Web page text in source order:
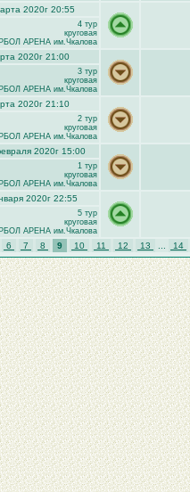
2020г 20:55
4 тур
круговая
АРЕНА им.Чкалова
2020г 21:00
3 тур
круговая
АРЕНА им.Чкалова
2020г 21:10
2 тур
круговая
АРЕНА им.Чкалова
2020г 15:00
1 тур
круговая
АРЕНА им.Чкалова
2020г 22:55
5 тур
круговая
АРЕНА им.Чкалова
6 7 8 9 10 11 12 13 14